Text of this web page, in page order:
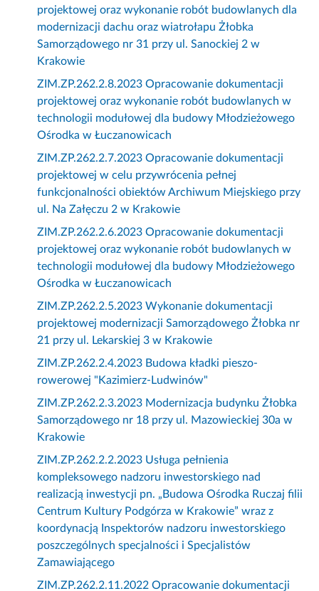
projektowej oraz wykonanie robót budowlanych dla
modernizacji dachu oraz wiatrołapu Żłobka
Samorządowego nr 31 przy ul. Sanockiej 2 w
Krakowie
ZIM.ZP.262.2.8.2023 Opracowanie dokumentacji
projektowej oraz wykonanie robót budowlanych w
technologii modułowej dla budowy Młodzieżowego
Ośrodka w Łuczanowicach
ZIM.ZP.262.2.7.2023 Opracowanie dokumentacji
projektowej w celu przywrócenia pełnej
funkcjonalności obiektów Archiwum Miejskiego przy
ul. Na Załęczu 2 w Krakowie
ZIM.ZP.262.2.6.2023 Opracowanie dokumentacji
projektowej oraz wykonanie robót budowlanych w
technologii modułowej dla budowy Młodzieżowego
Ośrodka w Łuczanowicach
ZIM.ZP.262.2.5.2023 Wykonanie dokumentacji
projektowej modernizacji Samorządowego Żłobka nr
21 przy ul. Lekarskiej 3 w Krakowie
ZIM.ZP.262.2.4.2023 Budowa kładki pieszo-
rowerowej "Kazimierz-Ludwinów"
ZIM.ZP.262.2.3.2023 Modernizacja budynku Żłobka
Samorządowego nr 18 przy ul. Mazowieckiej 30a w
Krakowie
ZIM.ZP.262.2.2.2023 Usługa pełnienia
kompleksowego nadzoru inwestorskiego nad
realizacją inwestycji pn. „Budowa Ośrodka Ruczaj filii
Centrum Kultury Podgórza w Krakowie” wraz z
koordynacją Inspektorów nadzoru inwestorskiego
poszczególnych specjalności i Specjalistów
Zamawiającego
ZIM.ZP.262.2.11.2022 Opracowanie dokumentacji